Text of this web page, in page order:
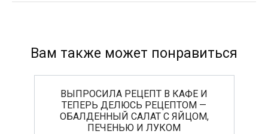
Вам также может понравиться
ВЫПРОСИЛА РЕЦЕПТ В КАФЕ И
ТЕПЕРЬ ДЕЛЮСЬ РЕЦЕПТОМ —
ОБАЛДЕННЫЙ САЛАТ С ЯЙЦОМ,
ПЕЧЕНЬЮ И ЛУКОМ